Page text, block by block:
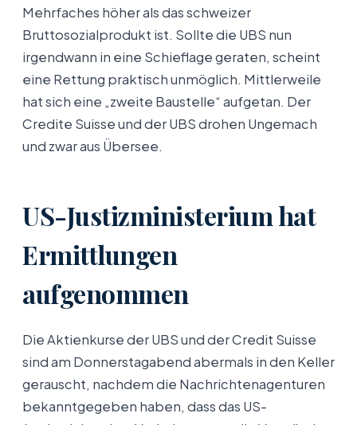
Mehrfaches höher als das schweizer
Bruttosozialprodukt ist. Sollte die UBS nun
irgendwann in eine Schieflage geraten, scheint
eine Rettung praktisch unmöglich. Mittlerweile
hat sich eine „zweite Baustelle“ aufgetan. Der
Credite Suisse und der UBS drohen Ungemach
und zwar aus Übersee.
US-Justizministerium hat
Ermittlungen
aufgenommen
Die Aktienkurse der UBS und der Credit Suisse
sind am Donnerstagabend abermals in den Keller
gerauscht, nachdem die Nachrichtenagenturen
bekanntgegeben haben, dass das US-